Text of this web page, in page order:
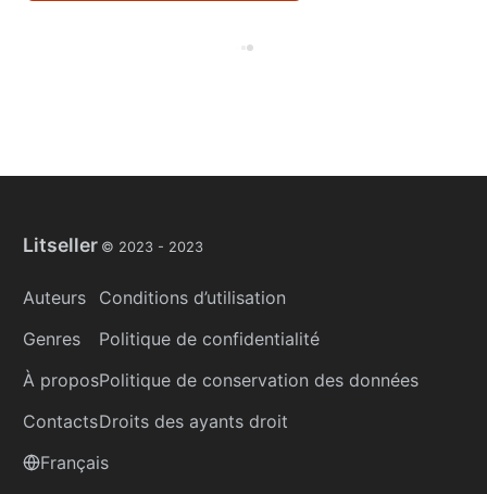
Litseller © 2023 - 2023
Auteurs
Genres
À propos
Contacts
Conditions d’utilisation
Politique de confidentialité
Politique de conservation des données
Droits des ayants droit
Français